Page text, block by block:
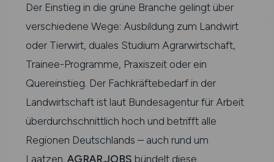
Der Einstieg in die grüne Branche gelingt über
verschiedene Wege: Ausbildung zum Landwirt
oder Tierwirt, duales Studium Agrarwirtschaft,
Trainee-Programme, Praxiszeit oder ein
Quereinstieg. Der Fachkräftebedarf in der
Landwirtschaft ist laut Bundesagentur für Arbeit
überdurchschnittlich hoch und betrifft alle
Regionen Deutschlands – auch rund um
Laatzen. AGRAR.JOBS bündelt diese